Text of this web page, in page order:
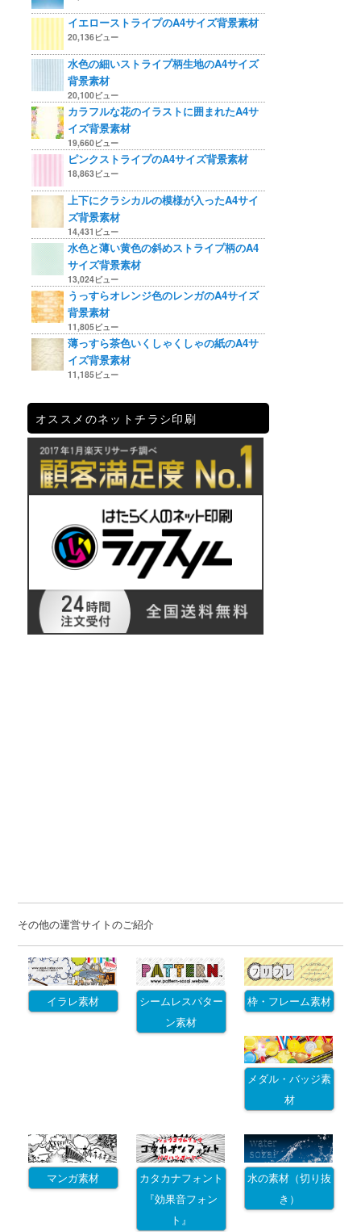
イエローストライプのA4サイズ背景素材
20,136ビュー
水色の細いストライプ柄生地のA4サイズ
背景素材
20,100ビュー
カラフルな花のイラストに囲まれたA4サ
イズ背景素材
19,660ビュー
ピンクストライプのA4サイズ背景素材
18,863ビュー
上下にクラシカルの模様が入ったA4サイ
ズ背景素材
14,431ビュー
水色と薄い黄色の斜めストライプ柄のA4
サイズ背景素材
13,024ビュー
うっすらオレンジ色のレンガのA4サイズ
背景素材
11,805ビュー
薄っすら茶色いくしゃくしゃの紙のA4サ
イズ背景素材
11,185ビュー
オススメのネットチラシ印刷
その他の運営サイトのご紹介
イラレ素材
シームレスパター
ン素材
枠・フレーム素材
メダル・バッジ素
材
マンガ素材
カタカナフォント
『効果音フォン
ト』
水の素材（切り抜
き）